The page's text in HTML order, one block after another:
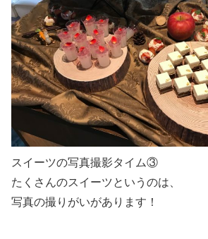
スイーツの写真撮影タイム③
たくさんのスイーツというのは、
写真の撮りがいがあります！